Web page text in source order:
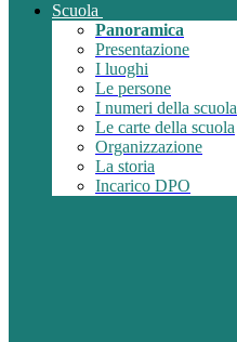
Scuola
Panoramica
Presentazione
I luoghi
Le persone
I numeri della scuola
Le carte della scuola
Organizzazione
La storia
Incarico DPO